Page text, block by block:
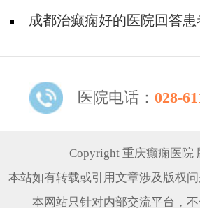
症状?成都治癫痫好的医院回答患
医院电话： 028-
Copyright 重庆癫痫医院
本站如有转载或引用文章涉及版权
本网站只针对内部交流平台，不